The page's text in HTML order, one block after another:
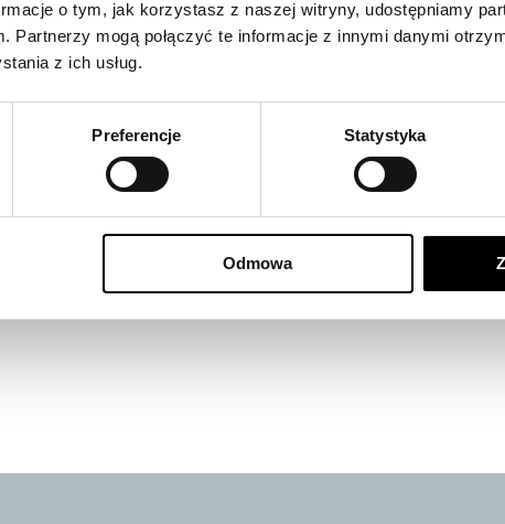
o tym, jak korzystasz z naszej witryny, udostępniamy
Partnerzy mogą połączyć te informacje z innymi danymi
z ich usług.
Preferencje Statystyka
Odmowa